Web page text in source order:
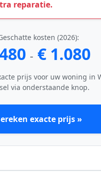
reparatie.
kosten (2026):
- € 1.080
prijs voor uw woning in
via onderstaande knop.
exacte prijs »